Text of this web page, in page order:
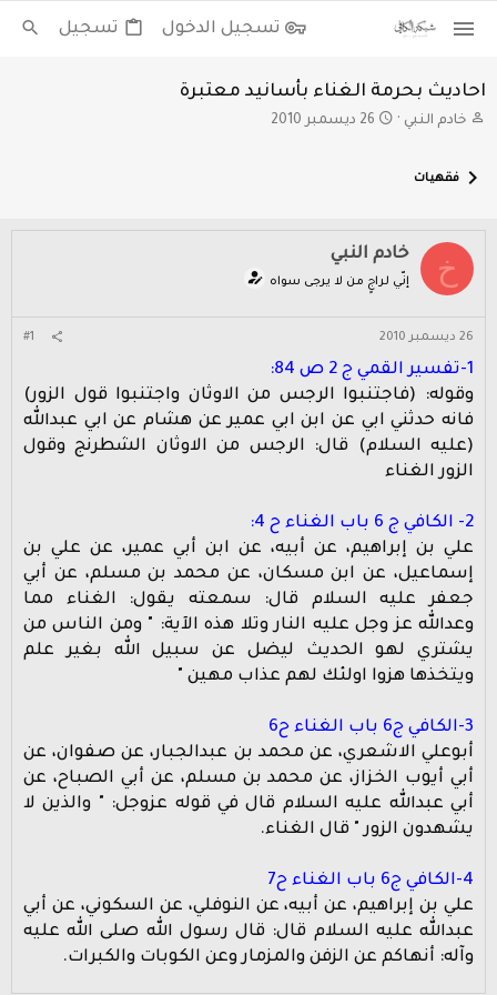
تسجيل الدخول تسجيل
احاديث بحرمة الغناء بأسانيد معتبرة
ب
ئ
م
ض
ع
خادم النبي
ت
ب
د
26 ديسمبر 2010
فقهيات
خ خادم النبي
إنّي لراجٍ من لا يرجى سواه
26 ديسمبر 2010 #1
1-تفسير القمي ج 2 ص 84:
وقوله: (فاجتنبوا الرجس من الاوثان واجتنبوا قول الزور)
فانه حدثني ابي عن ابن ابي عمير عن هشام عن ابي عبدالله
(عليه السلام) قال: الرجس من الاوثان الشطرنج وقول
الزور الغناء
2- الكافي ج 6 باب الغناء ح 4:
علي بن إبراهيم، عن أبيه، عن ابن أبي عمير، عن علي بن
إسماعيل، عن ابن مسكان، عن محمد بن مسلم، عن أبي
جعفر عليه السلام قال: سمعته يقول: الغناء مما
وعدالله عز وجل عليه النار وتلا هذه الآية: " ومن الناس من
يشتري لهو الحديث ليضل عن سبيل الله بغير علم
ويتخذها هزوا اولئك لهم عذاب مهين "
3-الكافي ج6 باب الغناء ح6
أبوعلي الاشعري، عن محمد بن عبدالجبار، عن صفوان، عن
أبي أيوب الخزاز، عن محمد بن مسلم، عن أبي الصباح، عن
أبي عبدالله عليه السلام قال في قوله عزوجل: " والذين لا
يشهدون الزور " قال الغناء.
4-الكافي ج6 باب الغناء ح7
علي بن إبراهيم، عن أبيه، عن النوفلي، عن السكوني، عن أبي
عبدالله عليه السلام قال: قال رسول الله صلى الله عليه
وآله: أنهاكم عن الزفن والمزمار وعن الكوبات والكبرات.